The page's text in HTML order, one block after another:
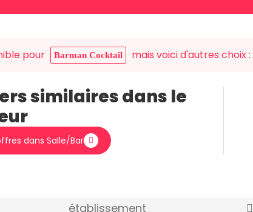
pour Barman Cocktail mais voici d'autres choix :
similaires dans le
dans Salle/Bar
établissement